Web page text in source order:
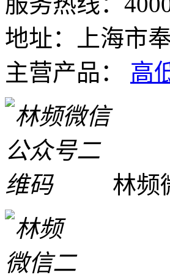
地址：上海市
主营产品： 高
林频